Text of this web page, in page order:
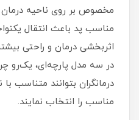
مخصوص بر روی ناحیه
مناسب پد باعث انتقال
اثربخشی درمان و راحتی
در سه مدل پارچه‌ای، یک‌رو
درمانگران بتوانند متناسب با
مناسب را انتخاب نمایند.